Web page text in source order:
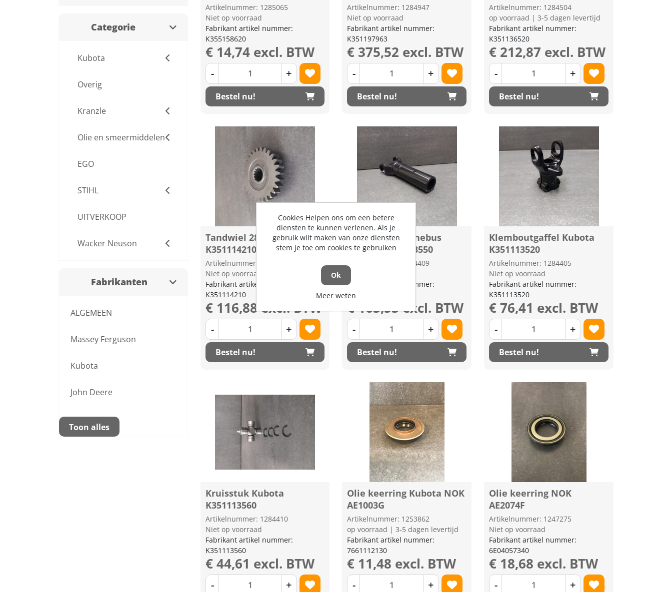
Categorie
Kubota
Overig
Kranzle
Olie en smeermiddelen
EGO
STIHL
UITVERKOOP
Wacker Neuson
Fabrikanten
ALGEMEEN
Massey Ferguson
Kubota
John Deere
Toon alles
Artikelnummer: 1285065
Niet op voorraad
Fabrikant artikel nummer:
K355158620
€ 14,74 excl. BTW
- +
Bestel nu!
Artikelnummer: 1284947
Niet op voorraad
Fabrikant artikel nummer:
K351197963
€ 375,52 excl. BTW
- +
Bestel nu!
Artikelnummer: 1284504
op voorraad | 3-5 dagen levertijd
Fabrikant artikel nummer:
K351136520
€ 212,87 excl. BTW
- +
Bestel nu!
Tandwiel 28T Kubota
K351114210
Artikelnummer: 1284411
Niet op voorraad
Fabrikant artikel nummer:
K351114210
€ 116,88 excl. BTW
- +
Bestel nu!
Gaffel met splinebus
Kubota K351113550
Artikelnummer: 1284409
Fabrikant artikel nummer:
K351113550
€ 163,53 excl. BTW
- +
Bestel nu!
Klemboutgaffel Kubota
K351113520
Artikelnummer: 1284405
Niet op voorraad
Fabrikant artikel nummer:
K351113520
€ 76,41 excl. BTW
- +
Bestel nu!
Kruisstuk Kubota
K351113560
Artikelnummer: 1284410
Niet op voorraad
Fabrikant artikel nummer:
K351113560
€ 44,61 excl. BTW
- +
Olie keerring Kubota NOK
AE1003G
Artikelnummer: 1253862
op voorraad | 3-5 dagen levertijd
Fabrikant artikel nummer:
7661112130
€ 11,48 excl. BTW
- +
Olie keerring NOK
AE2074F
Artikelnummer: 1247275
Niet op voorraad
Fabrikant artikel nummer:
6E04057340
€ 18,68 excl. BTW
- +
Cookies Helpen ons om een betere
diensten te kunnen verlenen. Als je
gebruik wilt maken van onze diensten
stem je toe om cookies te gebruiken
Ok
Meer weten